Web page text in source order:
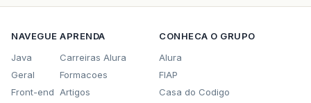
NAVEGUE
Java
Geral
Front-end
APRENDA
Carreiras Alura
Formacoes
Artigos
CONHECA O GRUPO
Alura
FIAP
Casa do Codigo